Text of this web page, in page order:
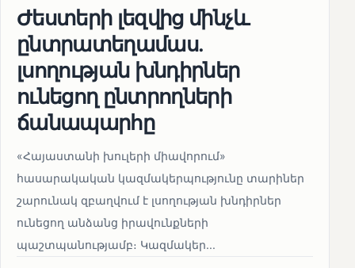
Ժեստերի լեզվից մինչև
ընտրատեղամաս.
լսողության խնդիրներ
ունեցող ընտրողների
ճանապարհը
«Հայաստանի խուլերի միավորում»
հասարակական կազմակերպությունը տարիներ
շարունակ զբաղվում է լսողության խնդիրներ
ունեցող անձանց իրավունքների
պաշտպանությամբ։ Կազմակեր...